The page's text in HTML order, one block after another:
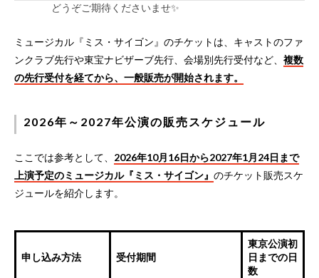
どうぞご期待くださいませ✨
2026年10月16日(金)～11月29日(日)
🗼東京公演＠東急シアターオーブ…
pic.twitter.com/S4Y17MjWdF
— 東宝演劇部 (@toho_stage)May 14, 2026
ミュージカル『ミス・サイゴン』のチケットは、キャストのファ
ンクラブ先行や東宝ナビザーブ先行、会場別先行受付など、 複数
の先行受付を経てから、一般販売が開始されます。
2026年～2027年公演の販売スケジュール
ここでは参考として、 2026年10月16日から2027年1月24日まで
上演予定のミュージカル『ミス・サイゴン』 のチケット販売スケ
ジュールを紹介します。
申し込み方法 受付期間
東京公演初
日までの日
数